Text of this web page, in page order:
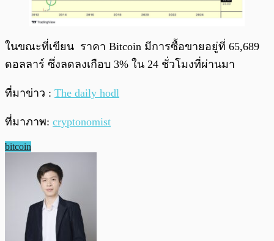
ในขณะที่เขียน ราคา Bitcoin มีการซื้อขายอยู่ที่ 65,689
ดอลลาร์ ซึ่งลดลงเกือบ 3% ใน 24 ชั่วโมงที่ผ่านมา
ที่มาข่าว : The daily hodl
ที่มาภาพ: cryptonomist
bitcoin